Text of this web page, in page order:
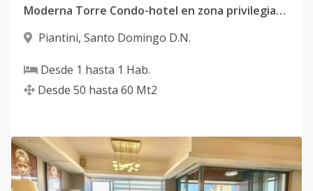
Moderna Torre Condo-hotel en zona privilegiada de Piantini
Piantini, Santo Domingo D.N.
Desde 1 hasta 1 Hab.
Desde 50 hasta 60 Mt2